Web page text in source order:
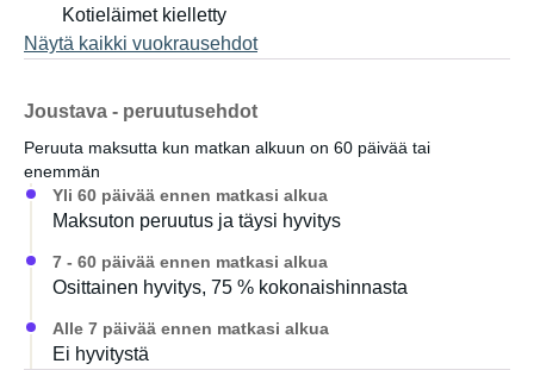
Kotieläimet kielletty
Näytä kaikki vuokrausehdot
Joustava - peruutusehdot
Peruuta maksutta kun matkan alkuun on 60 päivää tai
enemmän
Yli 60 päivää ennen matkasi alkua
Maksuton peruutus ja täysi hyvitys
7 - 60 päivää ennen matkasi alkua
Osittainen hyvitys, 75 % kokonaishinnasta
Alle 7 päivää ennen matkasi alkua
Ei hyvitystä